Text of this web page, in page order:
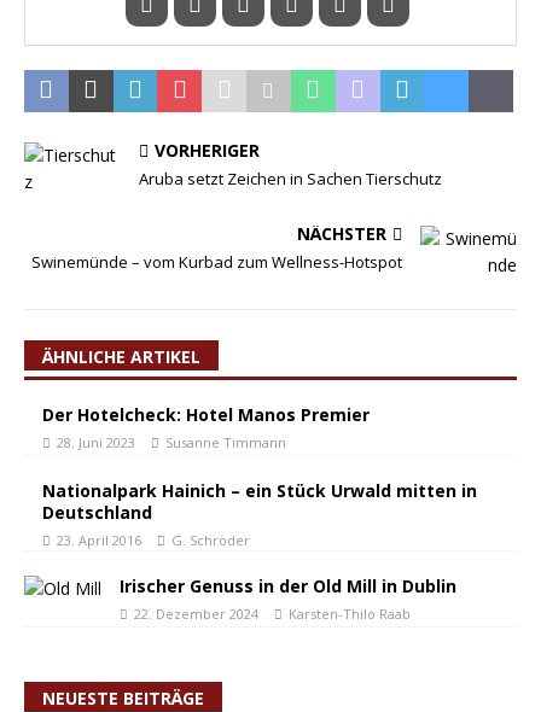
VORHERIGER
Aruba setzt Zeichen in Sachen Tierschutz
NÄCHSTER
Swinemünde – vom Kurbad zum Wellness-Hotspot
ÄHNLICHE ARTIKEL
Der Hotelcheck: Hotel Manos Premier
28. Juni 2023 Susanne Timmann
Nationalpark Hainich – ein Stück Urwald mitten in
Deutschland
23. April 2016 G. Schröder
Irischer Genuss in der Old Mill in Dublin
22. Dezember 2024 Karsten-Thilo Raab
NEUESTE BEITRÄGE